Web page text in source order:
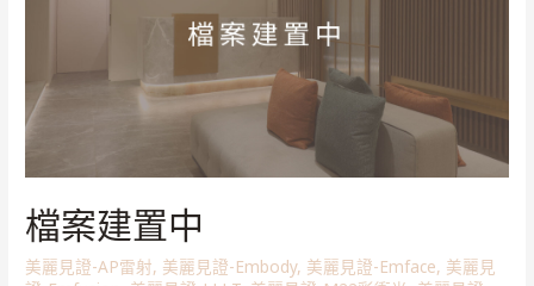
檔案建置中
美麗見證-AP雷射, 美麗見證-Embody, 美麗見證-Emface, 美麗見